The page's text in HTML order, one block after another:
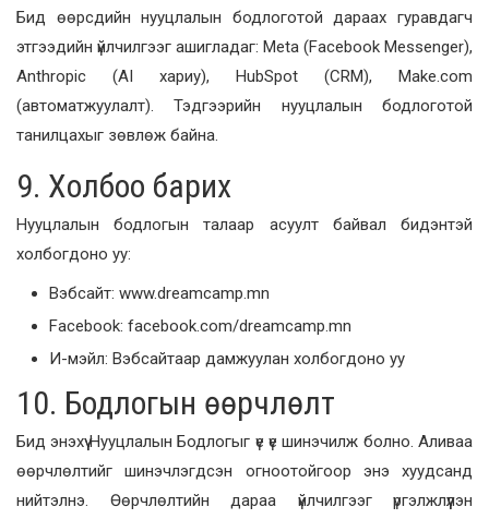
Бид өөрсдийн нууцлалын бодлоготой дараах гуравдагч
этгээдийн үйлчилгээг ашигладаг: Meta (Facebook Messenger),
Anthropic (AI хариу), HubSpot (CRM), Make.com
(автоматжуулалт). Тэдгээрийн нууцлалын бодлоготой
танилцахыг зөвлөж байна.
9. Холбоо барих
Нууцлалын бодлогын талаар асуулт байвал бидэнтэй
холбогдоно уу:
Вэбсайт: www.dreamcamp.mn
Facebook: facebook.com/dreamcamp.mn
И-мэйл: Вэбсайтаар дамжуулан холбогдоно уу
10. Бодлогын өөрчлөлт
Бид энэхүү Нууцлалын Бодлогыг үе үе шинэчилж болно. Аливаа
өөрчлөлтийг шинэчлэгдсэн огноотойгоор энэ хуудсанд
нийтэлнэ. Өөрчлөлтийн дараа үйлчилгээг үргэлжлүүлэн